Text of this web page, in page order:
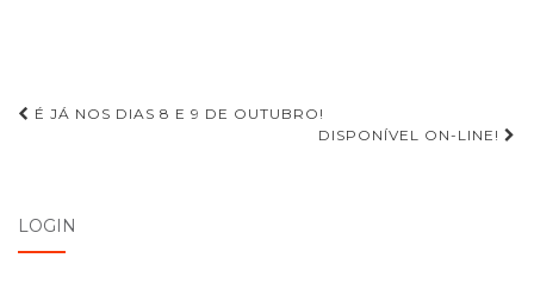
É JÁ NOS DIAS 8 E 9 DE OUTUBRO!
DISPONÍVEL ON-LINE!
LOGIN